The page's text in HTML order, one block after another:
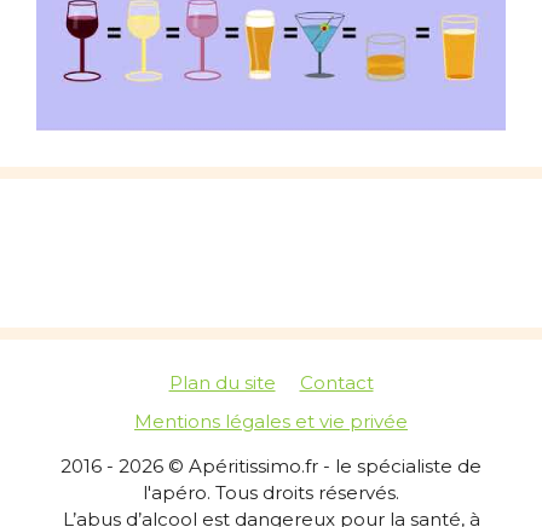
Plan du site
Contact
Mentions légales et vie privée
2016 - 2026 © Apéritissimo.fr - le spécialiste de
l'apéro. Tous droits réservés.
L’abus d’alcool est dangereux pour la santé, à